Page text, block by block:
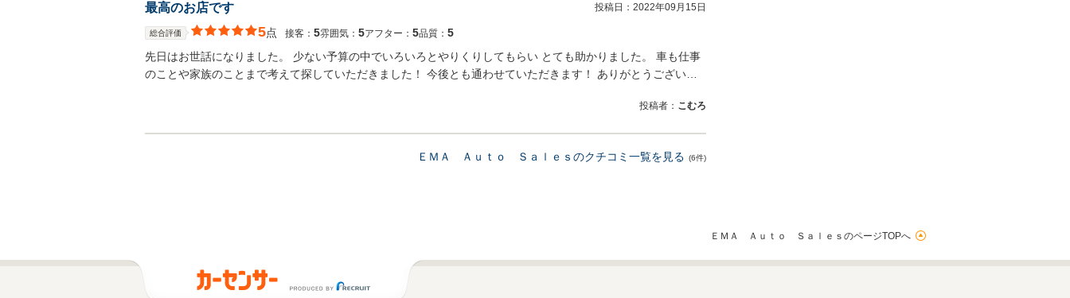
最高のお店です 投稿日： 2022年09月15日
総合評価 5点 接客： 5雰囲気： 5アフター： 5品質： 5
先日はお世話になりました。 少ない予算の中でいろいろとやりくりしてもらい とても助かりました。 車も仕事
のことや家族のことまで考えて探していただきました！ 今後とも通わせていただきます！ ありがとうござい…
投稿者： こむろ
ＥＭＡ Ａｕｔｏ Ｓａｌｅｓのクチコミ一覧を見る (6件)
ＥＭＡ Ａｕｔｏ ＳａｌｅｓのページTOPへ